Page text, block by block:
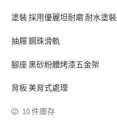
雙層床&子母床
床頭箱/床頭片
化妝台
床頭櫃
塗裝 採用優麗坦耐磨.耐水塗裝
抽屜 鋼珠滑軌
腳座 黑砂粉體烤漆五金架
背板 美背式處理
10 件庫存